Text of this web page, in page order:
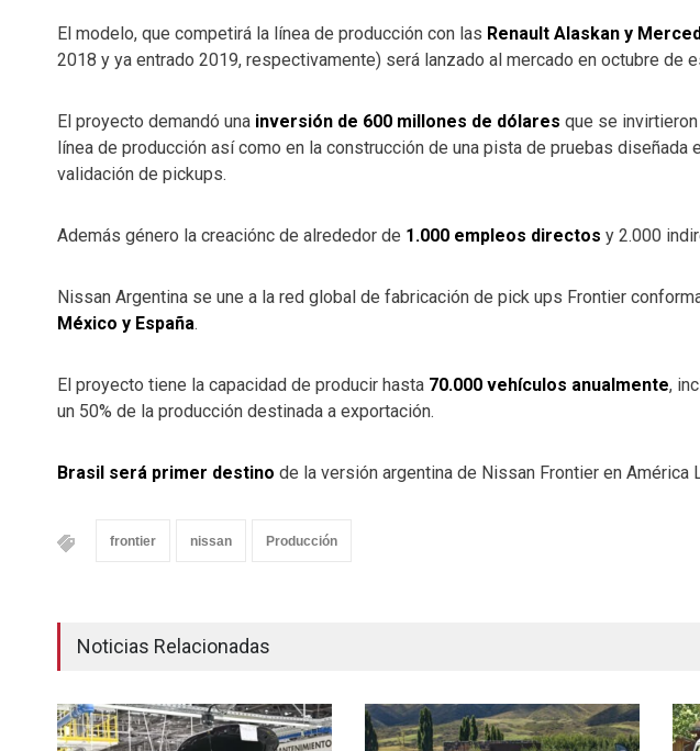
El modelo, que competirá la línea de producción con las Renault Alaskan y
2018 y ya entrado 2019, respectivamente) será lanzado al mercado en octubre de
El proyecto demandó una inversión de 600 millones de dólares que se
línea de producción así como en la construcción de una pista de pruebas
validación de pickups.
Además género la creaciónc de alrededor de 1.000 empleos directos y 2.000
Nissan Argentina se une a la red global de fabricación de pick ups Frontier
México y España.
El proyecto tiene la capacidad de producir hasta 70.000 vehículos anualmente,
un 50% de la producción destinada a exportación.
Brasil será primer destino de la versión argentina de Nissan Frontier en América
frontier nissan Producción
Noticias Relacionadas